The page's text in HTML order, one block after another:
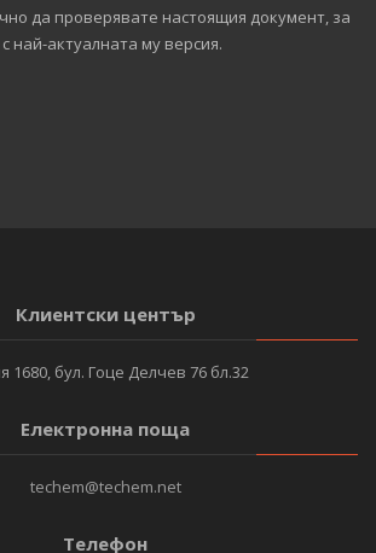
да проверявате настоящия документ, за
най-актуалната му версия.
Клиентски център
1680, бул. Гоце Делчев 76 бл.32
Електронна поща
techem@techem.net
Телефон